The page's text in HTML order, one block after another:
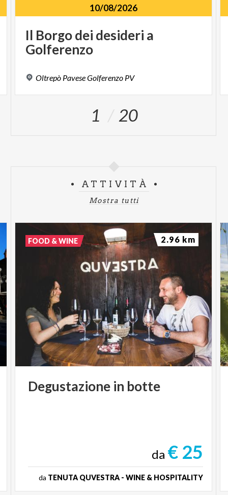
10/08/2026
Il Borgodei desideri a
Golferenzo
Oltrepò PaveseGolferenzo PV
1 20
ATTIVITÀ
Mostra tutti
Degustazione in botte
da € 25
da TENUTA QUVESTRA - WINE & HOSPITALITY
FOOD & WINE 2.96 km